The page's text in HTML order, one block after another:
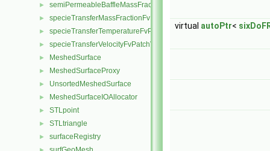
► semiPermeableBaffleMassFractionFvPatchScalarField
► specieTransferMassFractionFvPatchScalarField
► specieTransferTemperatureFvPatchScalarField
► specieTransferVelocityFvPatchVectorField
► MeshedSurface
► MeshedSurfaceProxy
► UnsortedMeshedSurface
► MeshedSurfaceIOAllocator
► STLpoint
► STLtriangle
► surfaceRegistry
virtual autoPtr<